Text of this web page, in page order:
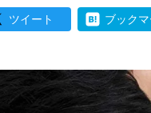
ツイート ブックマ